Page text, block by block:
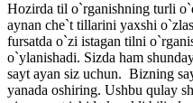
Hozirda til o`rganishning turli
aynan che`t tillarini yaxshi
fursatda o`zi istagan tilni
o`ylanishadi. Sizda ham
sayt ayan siz uchun. Bizning
yanada oshiring. Ushbu qulay